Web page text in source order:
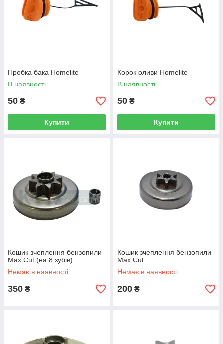
Пробка бака Homelite
В наявності
50 ₴
Купити
Корок оливи Homelite
В наявності
50 ₴
Купити
Кошик зчеплення бензопили
Max Cut (на 8 зубів)
Немає в наявності
350 ₴
Кошик зчеплення бензопили
Max Cut
Немає в наявності
200 ₴